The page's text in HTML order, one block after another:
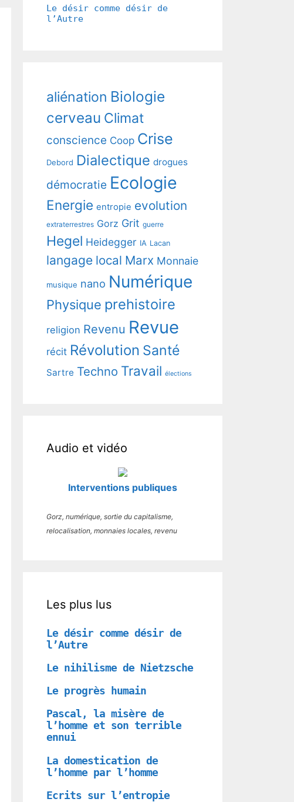
Le désir comme désir de
l’Autre
aliénation Biologie
cerveau Climat
conscience Coop Crise
Debord Dialectique drogues
démocratie Ecologie
Energie entropie evolution
extraterrestres Gorz Grit guerre
Hegel Heidegger IA Lacan
langage local Marx Monnaie
musique nano Numérique
Physique prehistoire
religion Revenu Revue
récit Révolution Santé
Sartre Techno Travail élections
Audio et vidéo
Interventions publiques
Gorz, numérique, sortie du capitalisme,
relocalisation, monnaies locales, revenu
Les plus lus
Le désir comme désir de
l’Autre
Le nihilisme de Nietzsche
Le progrès humain
Pascal, la misère de
l’homme et son terrible
ennui
La domestication de
l’homme par l’homme
Ecrits sur l’entropie